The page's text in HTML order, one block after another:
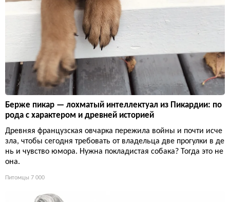
Берже пикар — лохматый интеллектуал из Пикардии: по
рода с характером и древней историей
Древняя французская овчарка пережила войны и почти исче
зла, чтобы сегодня требовать от владельца две прогулки в де
нь и чувство юмора. Нужна покладистая собака? Тогда это не
она.
Питомцы 7 000